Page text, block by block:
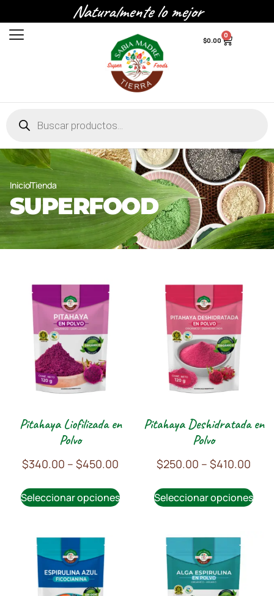
Naturalmente lo mejor
$0.00
0
InicioTienda
SUPERFOOD
Pitahaya Liofilizada en
Polvo
$340.00 – $450.00
Seleccionar opciones
Pitahaya Deshidratada en
Polvo
$250.00 – $410.00
Seleccionar opciones